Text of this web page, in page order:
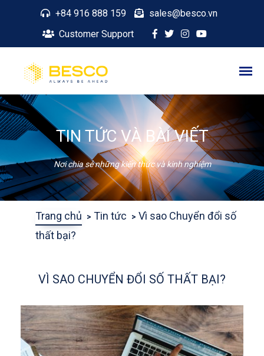
+84 916 888 159
sales@besco.vn
Customer Support
TIN TỨC VÀ BÀI VIẾT
Nơi chia sẻ những kiến thức và kinh nghiệm
Trang chủ Tin tức
Vì sao Chuyển đổi số
thất bại?
VÌ SAO CHUYỂN ĐỔI SỐ THẤT BẠI?